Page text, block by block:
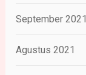
September 2021
Agustus 2021